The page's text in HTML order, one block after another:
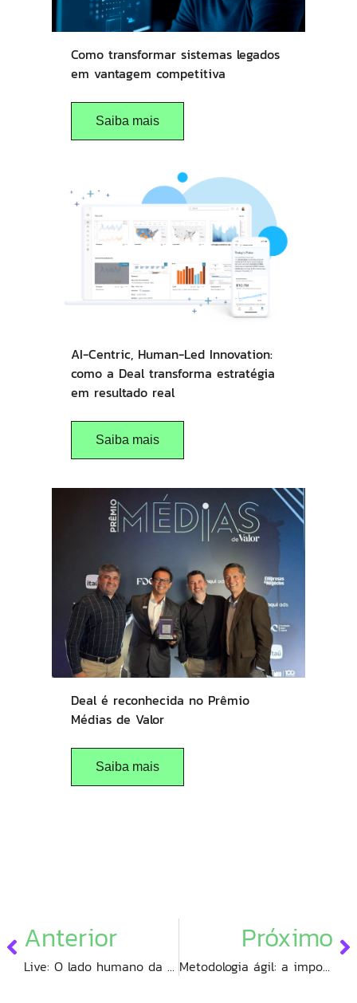
Como transformar sistemas legados
em vantagem competitiva
Saiba mais
AI-Centric, Human-Led Innovation:
como a Deal transforma estratégia
em resultado real
Saiba mais
Deal é reconhecida no Prêmio
Médias de Valor
Saiba mais
Anterior
Live: O lado humano da Transformação Digital
Próximo
Metodologia ágil: a importância da governança para resultados exponenciais